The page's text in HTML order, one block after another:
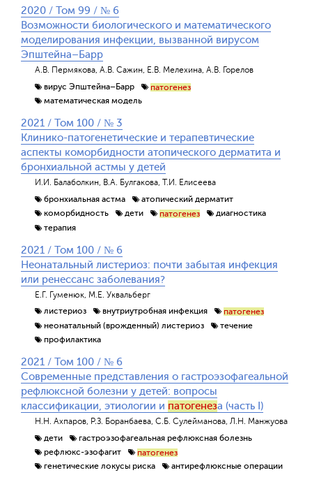
2020 / Том 99 / № 6
Возможности биологического и математического
моделирования инфекции, вызванной вирусом
Эпштейна–Барр
А.В. Пермякова, А.В. Сажин, Е.В. Мелехина, А.В. Горелов
вирус Эпштейна–Барр
патогенез
математическая модель
2021 / Том 100 / № 3
Клинико-патогенетические и терапевтические
аспекты коморбидности атопического дерматита и
бронхиальной астмы у детей
И.И. Балаболкин, В.А. Булгакова, Т.И. Елисеева
бронхиальная астма
атопический дерматит
коморбидность
дети патогенез
диагностика
терапия
2021 / Том 100 / № 6
Неонатальный листериоз: почти забытая инфекция
или ренессанс заболевания?
Е.Г. Гуменюк, М.Е. Уквальберг
листериоз
внутриутробная инфекция
патогенез
неонатальный (врожденный) листериоз
течение
профилактика
2021 / Том 100 / № 6
Современные представления о гастроэзофагеальной
рефлюксной болезни у детей: вопросы
классификации, этиологии и патогенеза (часть I)
Н.Н. Ахпаров, Р.З. Боранбаева, С.Б. Сулейманова, Л.Н. Манжуова
дети
гастроэзофагеальная рефлюксная болезнь
рефлюкс-эзофагит
патогенез
генетические локусы риска
антирефлюксные операции